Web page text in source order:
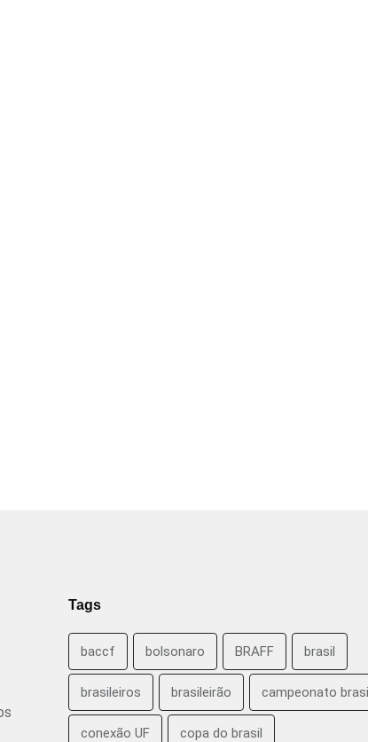
Tags
baccf bolsonaro BRAFF brasil
brasileiros brasileirão campeonato
conexão UF copa do brasil